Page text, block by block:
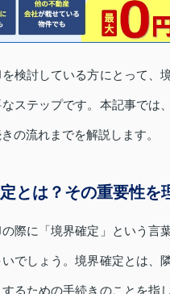
検討している方にとって、
ステップです。本記事では
の流れまでを解説します。
とは？その重要性を
際に「境界確定」という言
でしょう。境界確定とは、
るための手続きのことを指